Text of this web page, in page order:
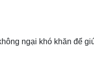
ngại khó khăn để